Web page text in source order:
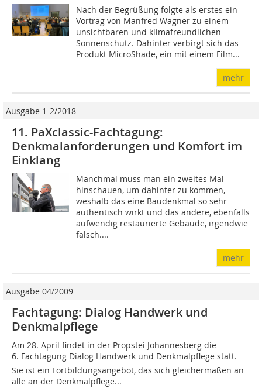
Nach der Begrüßung folgte als erstes ein
Vortrag von Manfred Wagner zu einem
unsichtbaren und klimafreundlichen
Sonnenschutz. Dahinter verbirgt sich das
Produkt MicroShade, ein mit einem Film...
mehr
Ausgabe 1-2/2018
11. PaXclassic-Fachtagung:
Denkmalanforderungen und Komfort im
Einklang
Manchmal muss man ein zweites Mal
hinschauen, um dahinter zu kommen,
weshalb das eine Baudenkmal so sehr
authentisch wirkt und das andere, ebenfalls
aufwendig restaurierte Gebäude, irgendwie
falsch....
mehr
Ausgabe 04/2009
Fachtagung: Dialog Handwerk und
Denkmalpflege
Am 28. April findet in der Propstei Johannesberg die
6. Fachtagung Dialog Handwerk und Denkmalpflege statt.
Sie ist ein Fortbildungsangebot, das sich gleichermaßen an
alle an der Denkmalpflege...